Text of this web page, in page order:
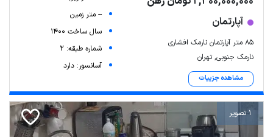
آپارتمان
۸۵ متر آپارتمان نارمک افشاری
نارمک جنوبی, تهران
مشاهده جزییات
-- متر زمین
سال ساخت 1400
شماره طبقه: 2
آسانسور: دارد
1 تصویر